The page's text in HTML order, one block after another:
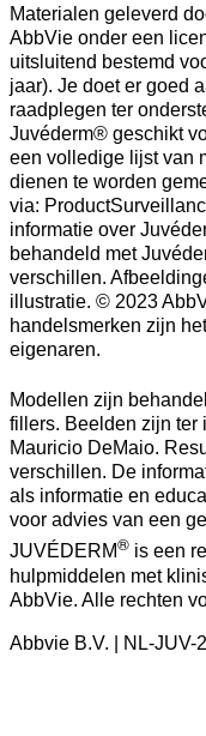
Materialen geleverd
AbbVie onder een
uitsluitend bestemd
jaar). Je doet er goed
raadplegen ter
Juvéderm® geschikt
een volledige lijst van
dienen te worden
via:
informatie over
behandeld met
verschillen.
illustratie. © 2023
handelsmerken zijn
eigenaren.
Modellen zijn
fillers. Beelden zijn ter
Mauricio DeMaio.
verschillen. De
als informatie en
voor advies van een
JUVÉDERM® is een
hulpmiddelen met
AbbVie. Alle rechten
Abbvie B.V. | NL-JUV-